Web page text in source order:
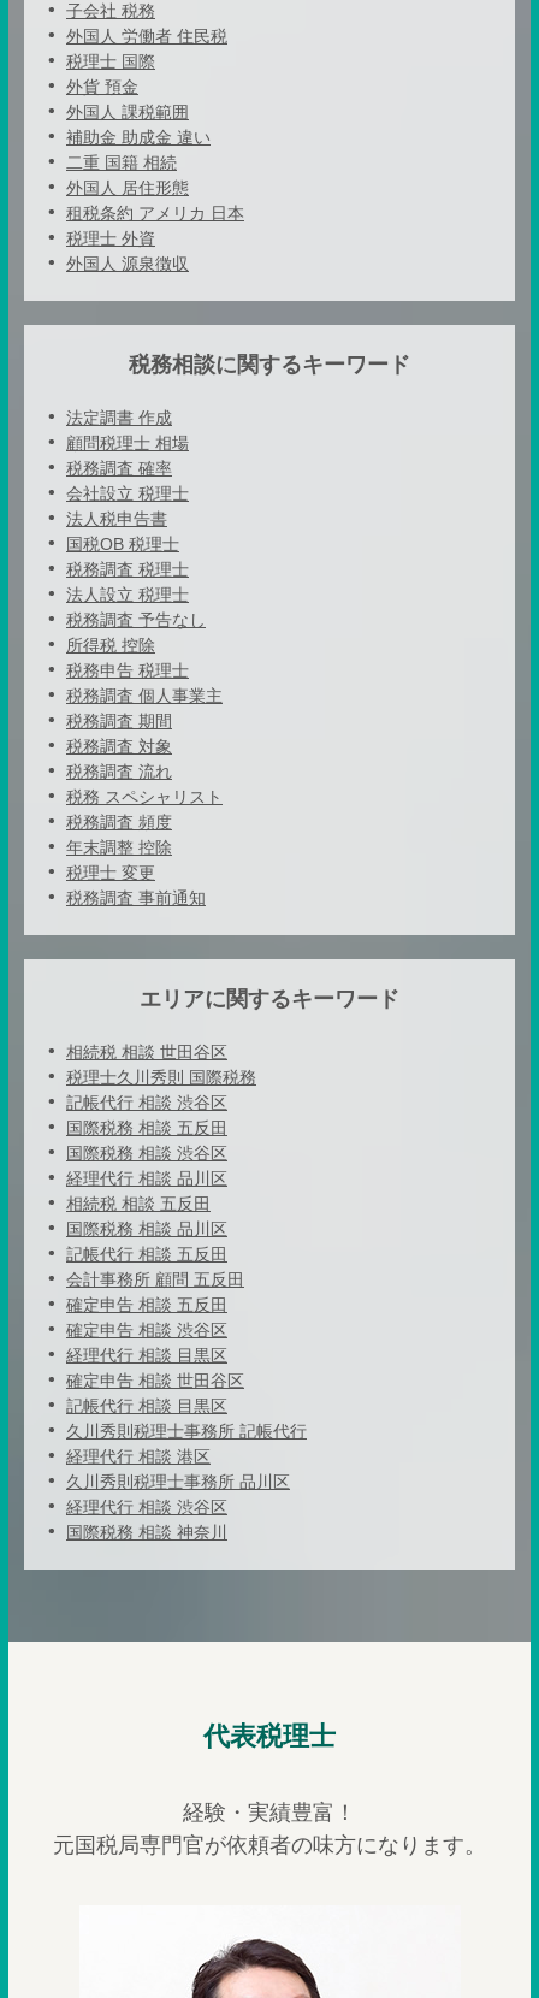
子会社 税務
外国人 労働者 住民税
税理士 国際
外貨 預金
外国人 課税範囲
補助金 助成金 違い
二重 国籍 相続
外国人 居住形態
租税条約 アメリカ 日本
税理士 外資
外国人 源泉徴収
税務相談に関するキーワード
法定調書 作成
顧問税理士 相場
税務調査 確率
会社設立 税理士
法人税申告書
国税OB 税理士
税務調査 税理士
法人設立 税理士
税務調査 予告なし
所得税 控除
税務申告 税理士
税務調査 個人事業主
税務調査 期間
税務調査 対象
税務調査 流れ
税務 スペシャリスト
税務調査 頻度
年末調整 控除
税理士 変更
税務調査 事前通知
エリアに関するキーワード
相続税 相談 世田谷区
税理士久川秀則 国際税務
記帳代行 相談 渋谷区
国際税務 相談 五反田
国際税務 相談 渋谷区
経理代行 相談 品川区
相続税 相談 五反田
国際税務 相談 品川区
記帳代行 相談 五反田
会計事務所 顧問 五反田
確定申告 相談 五反田
確定申告 相談 渋谷区
経理代行 相談 目黒区
確定申告 相談 世田谷区
記帳代行 相談 目黒区
久川秀則税理士事務所 記帳代行
経理代行 相談 港区
久川秀則税理士事務所 品川区
経理代行 相談 渋谷区
国際税務 相談 神奈川
代表税理士
経験・実績豊富！
元国税局専門官が依頼者の味方になります。